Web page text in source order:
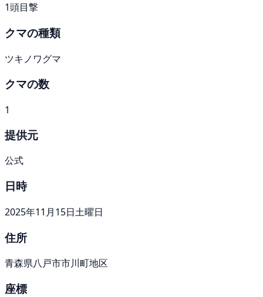
1頭目撃
クマの種類
ツキノワグマ
クマの数
1
提供元
公式
日時
2025年11月15日土曜日
住所
青森県八戸市市川町地区
座標